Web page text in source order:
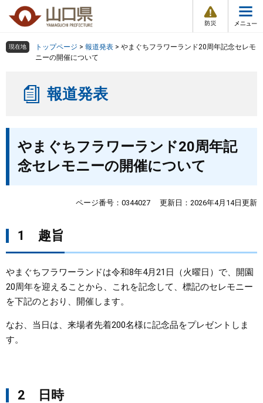
の
ー
情
報
メ
ュ
組織で探す
くらし・環境
しごと・産業・観光
まちづくり
検索の仕方 組織で探す
現在地 トップページ > 報道発表 > やまぐちフラワーランド20周年記念セレモ
ニーの開催について
報道発表
やまぐちフラワーランド20周年記
念セレモニーの開催について
ページ番号：0344027 更新日：2026年4月14日更新
1 趣旨
やまぐちフラワーランドは令和8年4月21日（火曜日）で、開園
20周年を迎えることから、これを記念して、標記のセレモニー
を下記のとおり、開催します。
なお、当日は、来場者先着200名様に記念品をプレゼントしま
す。
2 日時